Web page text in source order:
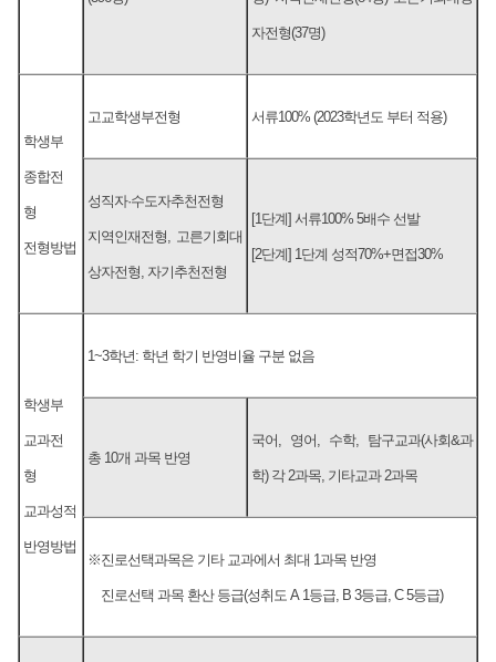
자전형(37명)
학생부
종합전
형
전형방법
고교학생부전형 서류100% (2023학년도 부터 적용)
성직자·수도자추천전형
지역인재전형, 고른기회대
상자전형, 자기추천전형
[1단계] 서류100% 5배수 선발
[2단계] 1단계 성적70%+면접30%
학생부
교과전
형
교과성적
반영방법
1~3학년: 학년 학기 반영비율 구분 없음
총 10개 과목 반영
국어, 영어, 수학, 탐구교과(사회&과
학) 각 2과목, 기타교과 2과목
※진로선택과목은 기타 교과에서 최대 1과목 반영
진로선택 과목 환산 등급(성취도 A 1등급, B 3등급, C 5등급)